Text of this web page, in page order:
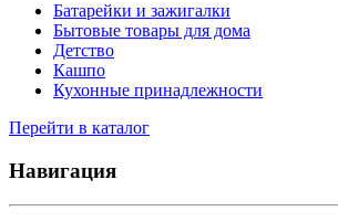
Батарейки и зажигалки
Бытовые товары для дома
Детство
Кашпо
Кухонные принадлежности
Перейти в каталог
Навигация